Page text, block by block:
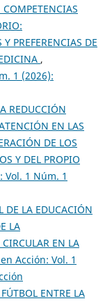
PREFERENCIAS DE
,
1 (2026):
REDUCCIÓN
EN LAS
DE LOS
Y DEL PROPIO
Vol. 1 Núm. 1
DE LA EDUCACIÓN
LA
EN LA
Acción: Vol. 1
FÚTBOL ENTRE LA